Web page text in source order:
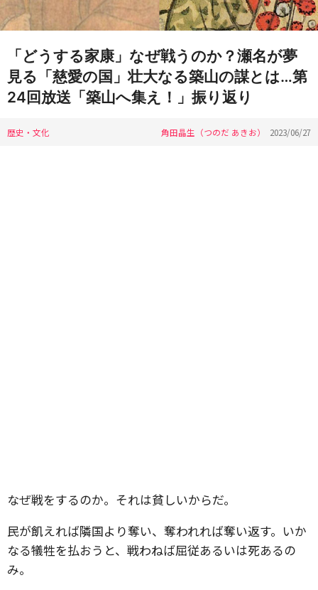
「どうする家康」なぜ戦うのか？瀬名が夢
見る「慈愛の国」壮大なる築山の謀とは…第
24回放送「築山へ集え！」振り返り
歴史・文化 角田晶生（つのだ あきお） 2023/06/27
なぜ戦をするのか。それは貧しいからだ。
民が飢えれば隣国より奪い、奪われれば奪い返す。いか
なる犠牲を払おうと、戦わねば屈従あるいは死あるの
み。